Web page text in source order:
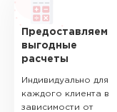
Предоставляем
выгодные
расчеты
Индивидуально для
каждого клиента в
зависимости от